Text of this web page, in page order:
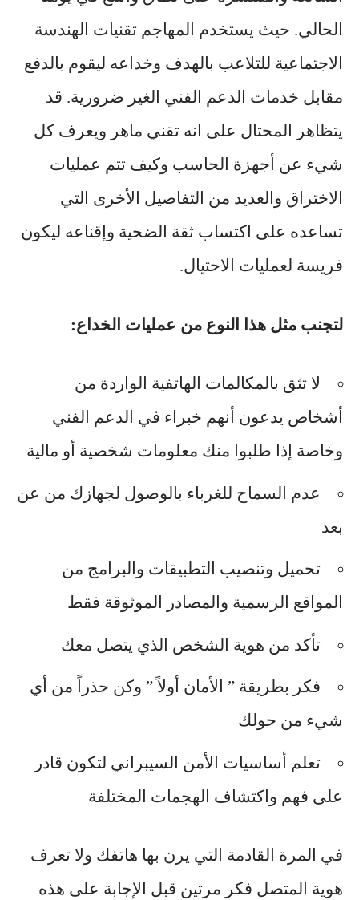
الحالي. حيث يستخدم المهاجم تقنيات الهندسة
الاجتماعية للتلاعب بالهدف وخداعه ليقوم بالدفع
مقابل خدمات الدعم الفني الغير ضرورية. قد
يتظاهر المحتال على انه تقني ماهر ويعرف كل
شيء عن أجهزة الحاسب وكيف تتم عمليات
الاختراق والعديد من التفاصيل الأخرى التي
تساعده على اكتساب ثقة الضحية وإقناعه ليكون
فريسة لعمليات الاحتيال.
لتجنب مثل هذا النوع من عمليات الخداع:
لا تثق بالمكالمات الهاتفية الواردة من
أشخاص يدعون أنهم خبراء في الدعم الفني
وخاصة إذا طلبوا منك معلومات شخصية أو مالية
عدم السماح للغرباء بالوصول لجهازك من عن
بعد
تحميل وتنصيب التطبيقات والبرامج من
المواقع الرسمية والمصادر الموثوقة فقط
تأكد من هوية الشخص الذي يتصل معك
فكر بطريقة ” الأمان أولاً ” وكن حذراً من أي
شيء من حولك
تعلم أساسيات الأمن السيبراني لتكون قادر
على فهم واكتشاف الهجمات المختلفة
في المرة القادمة التي يرن بها هاتفك ولا تعرف
هوية المتصل فكر مرتين قبل الإجابة على هذه